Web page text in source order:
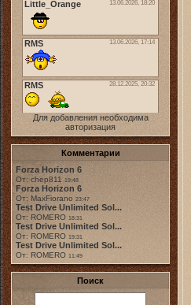
Для добавления необходима
авторизация
Комментарии
Forza Horizon 6
От: chep811 19:48
Forza Horizon 6
От: MaxFiorano 23:47
Test Drive Unlimited Sol...
От: ROMERO 18:31
Test Drive Unlimited Sol...
От: ROMERO 19:31
Test Drive Unlimited Sol...
От: ROMERO 11:49
Поиск